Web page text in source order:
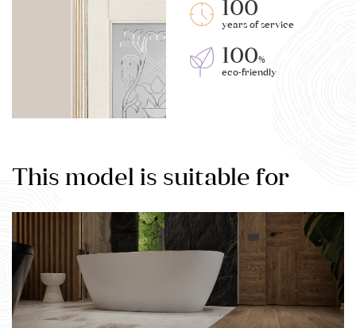
100
years of service
100%
eco-friendly
This model is suitable for